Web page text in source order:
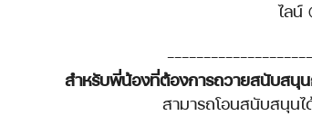
ไลน์
สำหรับพี่น้องที่ต้องการถวายสนับสนุน
สามารถโอนสนับสนุน